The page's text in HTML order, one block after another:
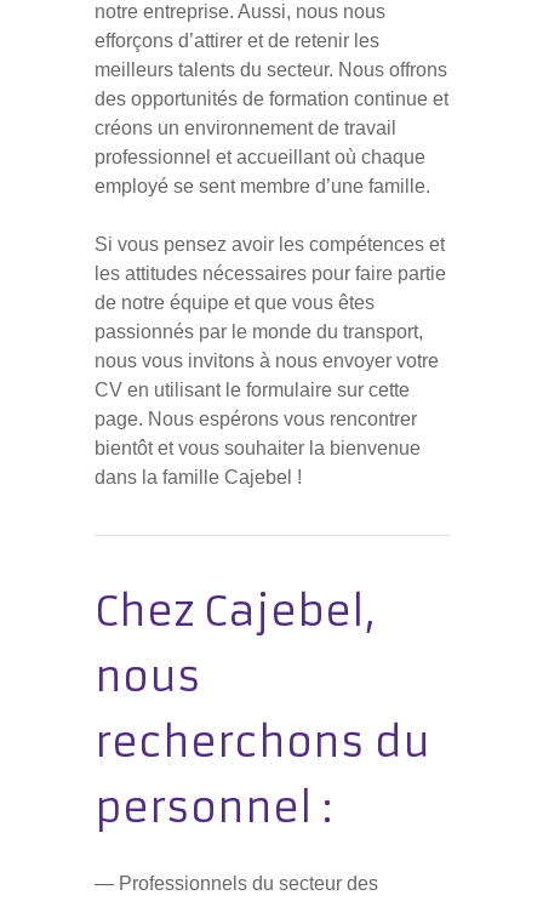
notre entreprise. Aussi, nous nous
efforçons d’attirer et de retenir les
meilleurs talents du secteur. Nous offrons
des opportunités de formation continue et
créons un environnement de travail
professionnel et accueillant où chaque
employé se sent membre d’une famille.
Si vous pensez avoir les compétences et
les attitudes nécessaires pour faire partie
de notre équipe et que vous êtes
passionnés par le monde du transport,
nous vous invitons à nous envoyer votre
CV en utilisant le formulaire sur cette
page. Nous espérons vous rencontrer
bientôt et vous souhaiter la bienvenue
dans la famille Cajebel !
Chez Cajebel,
nous
recherchons du
personnel :
— Professionnels du secteur des